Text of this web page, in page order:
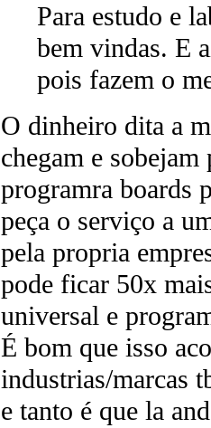
Para estudo e
bem vindas. E
pois fazem o
O dinheiro dita a
chegam e
programra boards
peça o serviço a
pela propria
pode ficar 50x
universal e
É bom que isso
industrias/marcas
e tanto é que la